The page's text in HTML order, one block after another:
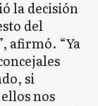
la decisión
del
afirmó. “Ya
si
nos